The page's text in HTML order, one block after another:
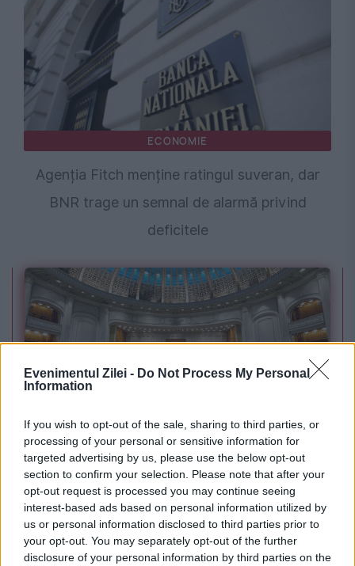
Evenimentul Zilei - Do Not Process My Personal
Information
If you wish to opt-out of the sale, sharing to third parties, or
processing of your personal or sensitive information for
targeted advertising by us, please use the below opt-out
section to confirm your selection. Please note that after your
opt-out request is processed you may continue seeing
interest-based ads based on personal information utilized by
us or personal information disclosed to third parties prior to
your opt-out. You may separately opt-out of the further
disclosure of your personal information by third parties on the
ECONOMIE
Agenția Fitch menține ratingul suveran, dar
BNR trage un semnal de alarmă privind
deficitele
POLITICA
Sorin Grindeanu: Parlamentul a evitat
pierderea a 5,8 miliarde de euro din PNRR și a
deblocat 16,7 miliarde din SAFE